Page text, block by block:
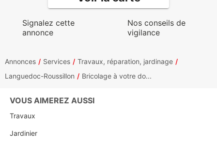
Signalez cette
annonce
Nos conseils de
vigilance
Annonces Services
Travaux, réparation, jardinage
Languedoc-Roussillon
Bricolage à votre do...
VOUS AIMEREZ AUSSI
Travaux
Jardinier